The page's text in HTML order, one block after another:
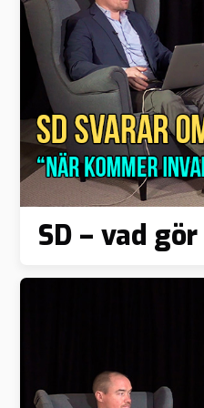
SD – vad